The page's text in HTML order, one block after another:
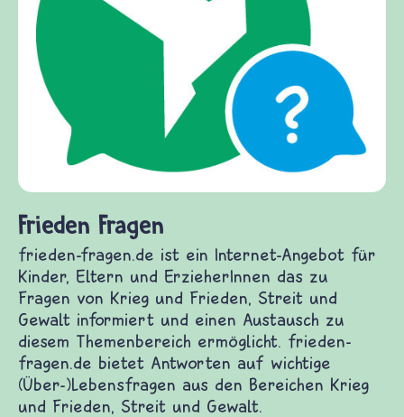
Frieden Fragen
frieden-fragen.de ist ein Internet-Angebot für
Kinder, Eltern und ErzieherInnen das zu
Fragen von Krieg und Frieden, Streit und
Gewalt informiert und einen Austausch zu
diesem Themenbereich ermöglicht. frieden-
fragen.de bietet Antworten auf wichtige
(Über-)Lebensfragen aus den Bereichen Krieg
und Frieden, Streit und Gewalt.